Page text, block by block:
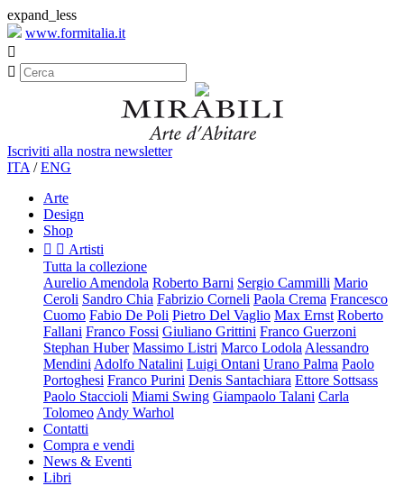
expand_less
www.formitalia.it


Iscriviti alla nostra newsletter
ITA /ENG
Arte
Design
Shop
  Artisti
Tutta la collezione
Aurelio Amendola Roberto Barni Sergio Cammilli Mario
Ceroli Sandro Chia Fabrizio Corneli Paola Crema Francesco
Cuomo Fabio De Poli Pietro Del Vaglio Max Ernst Roberto
Fallani Franco Fossi Giuliano Grittini Franco Guerzoni
Stephan Huber Massimo Listri Marco Lodola Alessandro
Mendini Adolfo Natalini Luigi Ontani Urano Palma Paolo
Portoghesi Franco Purini Denis Santachiara Ettore Sottsass
Paolo Staccioli Miami Swing Giampaolo Talani Carla
Tolomeo Andy Warhol
Contatti
Compra e vendi
News & Eventi
Libri